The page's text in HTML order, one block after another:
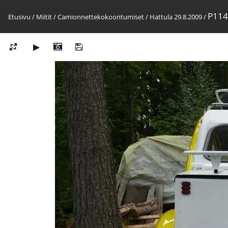
Etusivu / Miitit/Camionnettekokoontumiset/ Hattula 29.8.2009/